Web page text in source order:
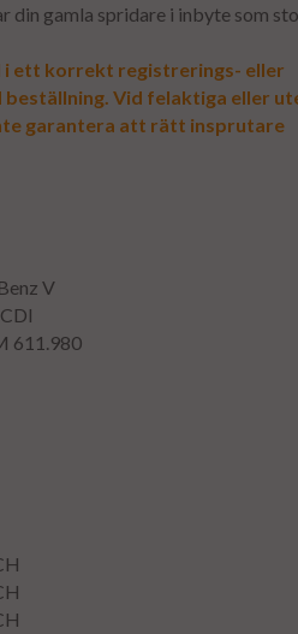
din gamla spridare i inbyte som
i ett korrekt registrerings- eller
beställning. Vid felaktiga eller
garantera att rätt insprutare
V
611.980